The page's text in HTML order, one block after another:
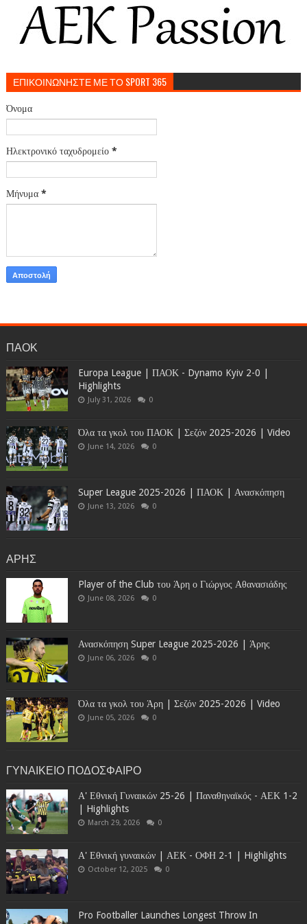
ΕΠΙΚΟΙΝΩΝΗΣΤΕ ΜΕ ΤΟ SPORT 365
Όνομα
Ηλεκτρονικό ταχυδρομείο *
Μήνυμα *
ΠΑΟΚ
Europa League | ΠΑΟΚ - Dynamo Kyiv 2-0 |
Highlights
July 31, 2026 0
Όλα τα γκολ του ΠΑΟΚ | Σεζόν 2025-2026 | Video
June 14, 2026 0
Super League 2025-2026 | ΠΑΟΚ | Ανασκόπηση
June 13, 2026 0
ΑΡΗΣ
Player of the Club του Άρη ο Γιώργος Αθανασιάδης
June 08, 2026 0
Ανασκόπηση Super League 2025-2026 | Άρης
June 06, 2026 0
Όλα τα γκολ του Άρη | Σεζόν 2025-2026 | Video
June 05, 2026 0
ΓΥΝΑΙΚΕΙΟ ΠΟΔΟΣΦΑΙΡΟ
Α' Εθνική Γυναικών 25-26 | Παναθηναϊκός - ΑΕΚ 1-2
| Highlights
March 29, 2026 0
Α' Εθνική γυναικών | ΑΕΚ - ΟΦΗ 2-1 | Highlights
October 12, 2025 0
Pro Footballer Launches Longest Throw In